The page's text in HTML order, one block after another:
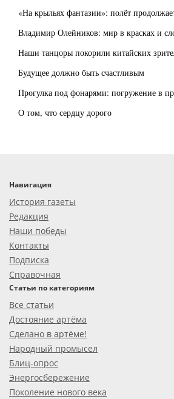
«На крыльях фантазии»: полёт
Владимир Олейников: мир в красках и
Наши танцоры покорили китайских
Будущее должно быть счастливым
Прогулка под фонарями: погружение в
О том, что сердцу дорого
Навигация
История газеты
Редакция
Наши победы
Контакты
Подписка
Справочная
Статьи по категориям
Все статьи
Достояние артёма
Сделано в артёме!
Народный промысел
Блиц-опрос
Энергосбережение
Поколение нового века